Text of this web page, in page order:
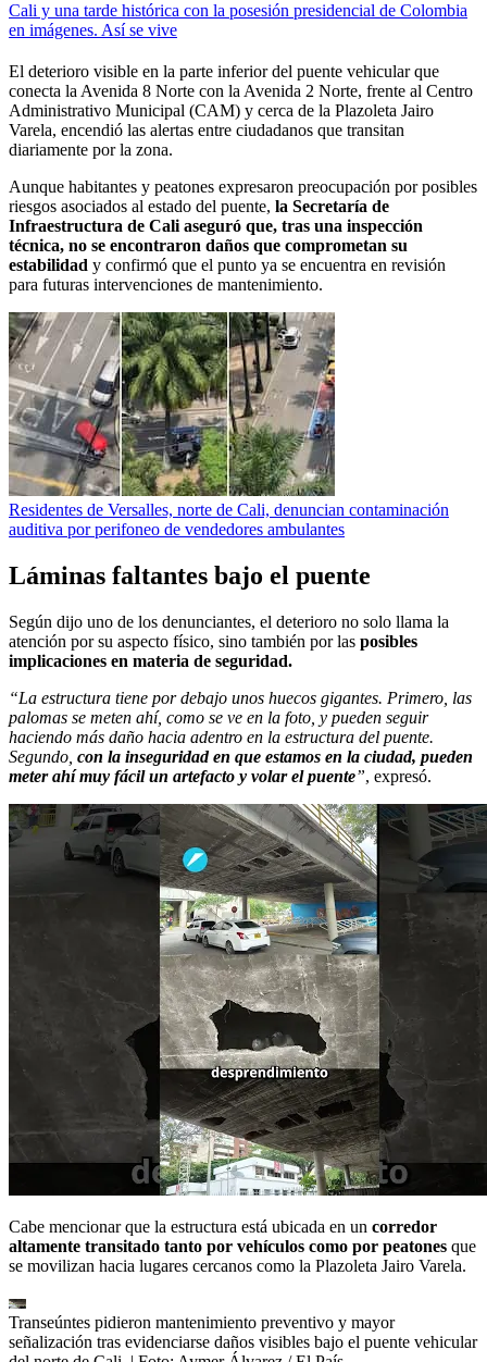
Cali y una tarde histórica con la posesión presidencial de Colombia
en imágenes. Así se vive
El deterioro visible en la parte inferior del puente vehicular que
conecta la Avenida 8 Norte con la Avenida 2 Norte, frente al Centro
Administrativo Municipal (CAM) y cerca de la Plazoleta Jairo
Varela, encendió las alertas entre ciudadanos que transitan
diariamente por la zona.
Aunque habitantes y peatones expresaron preocupación por posibles
riesgos asociados al estado del puente, la Secretaría de
Infraestructura de Cali aseguró que, tras una inspección
técnica, no se encontraron daños que comprometan su
estabilidad y confirmó que el punto ya se encuentra en revisión
para futuras intervenciones de mantenimiento.
Residentes de Versalles, norte de Cali, denuncian contaminación
auditiva por perifoneo de vendedores ambulantes
Láminas faltantes bajo el puente
Según dijo uno de los denunciantes, el deterioro no solo llama la
atención por su aspecto físico, sino también por las posibles
implicaciones en materia de seguridad.
“La estructura tiene por debajo unos huecos gigantes. Primero, las
palomas se meten ahí, como se ve en la foto, y pueden seguir
haciendo más daño hacia adentro en la estructura del puente.
Segundo, con la inseguridad en que estamos en la ciudad, pueden
meter ahí muy fácil un artefacto y volar el puente”, expresó.
Cabe mencionar que la estructura está ubicada en un corredor
altamente transitado tanto por vehículos como por peatones que
se movilizan hacia lugares cercanos como la Plazoleta Jairo Varela.
Transeúntes pidieron mantenimiento preventivo y mayor
señalización tras evidenciarse daños visibles bajo el puente vehicular